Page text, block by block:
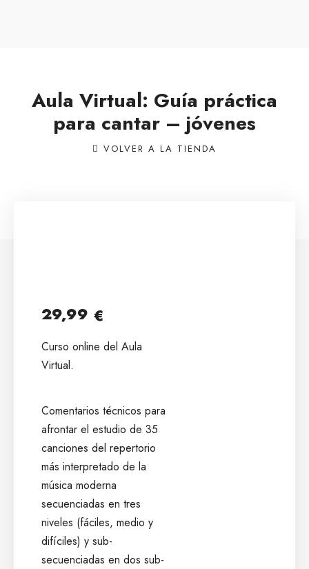
Aula Virtual: Guía práctica
para cantar – jóvenes
VOLVER A LA TIENDA
29,99 €
Curso online del Aula
Virtual.
Comentarios técnicos para
afrontar el estudio de 35
canciones del repertorio
más interpretado de la
música moderna
secuenciadas en tres
niveles (fáciles, medio y
difíciles) y sub-
secuenciadas en dos sub-